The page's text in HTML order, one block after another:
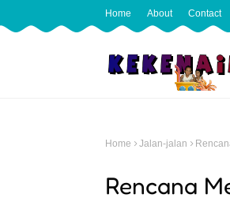
Home About Contact
Home Jalan-jalan
Rencana